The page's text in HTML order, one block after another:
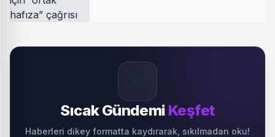
Sıcak Gündemi Keşfet
Haberleri dikey formatta kaydırarak, sıkılmadan oku!